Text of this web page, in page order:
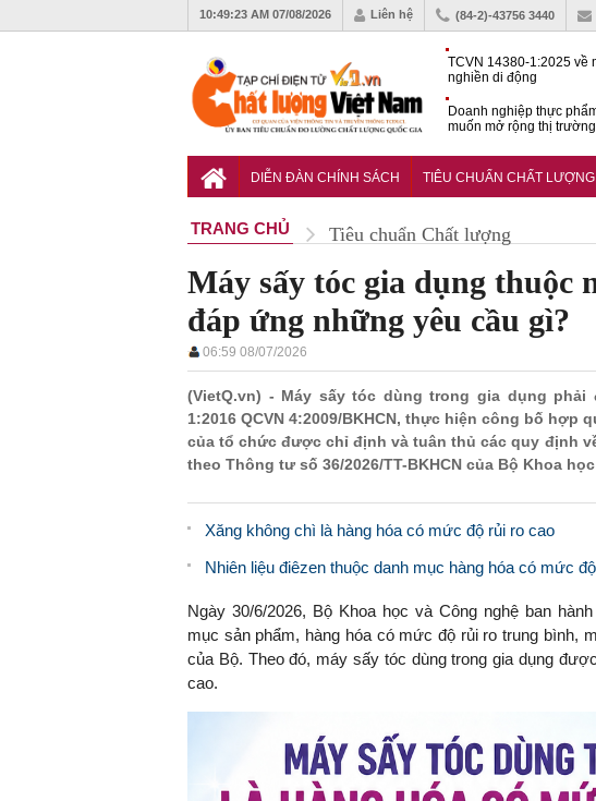
10:49:25 AM 07/08/2026 Liên hệ (84-2)-43756 3440
TCVN 14380-1:2025 về
nghiền di động
Doanh nghiệp thực
muốn mở rộng thị
nghiệp chinh phục thị
DIỄN ĐÀN CHÍNH SÁCH TIÊU CHUẨN CHẤT LƯỢNG
TRANG CHỦ Tiêu chuẩn Chất lượng
Máy sấy tóc gia dụng thuộc
đáp ứng những yêu cầu gì?
06:59 08/07/2026
(VietQ.vn) - Máy sấy tóc dùng trong gia dụng phải
1:2016 QCVN 4:2009/BKHCN, thực hiện công bố
của tổ chức được chỉ định và tuân thủ các quy định
theo Thông tư số 36/2026/TT-BKHCN của Bộ Khoa
Xăng không chì là hàng hóa có mức độ rủi ro cao
Nhiên liệu điêzen thuộc danh mục hàng hóa có mức
Ngày 30/6/2026, Bộ Khoa học và Công nghệ ban
mục sản phẩm, hàng hóa có mức độ rủi ro trung bình,
của Bộ. Theo đó, máy sấy tóc dùng trong gia dụng
cao.